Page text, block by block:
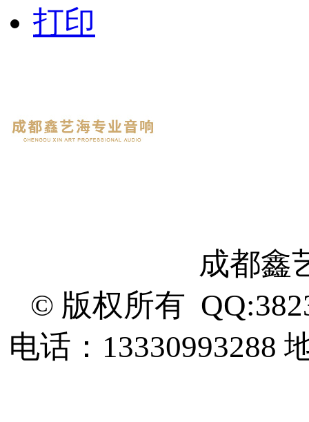
打印
成都鑫
© 版权所有
电话：13330993288